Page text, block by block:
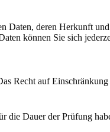
Daten, deren Herkunft
können Sie sich
Recht auf
die Dauer der Prüfung